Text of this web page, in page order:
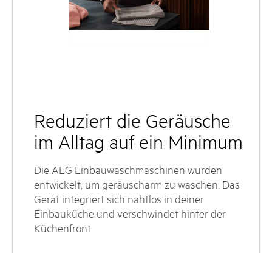
Reduziert die Geräusche
im Alltag auf ein Minimum
Die AEG Einbauwaschmaschinen wurden
entwickelt, um geräuscharm zu waschen. Das
Gerät integriert sich nahtlos in deiner
Einbauküche und verschwindet hinter der
Küchenfront.